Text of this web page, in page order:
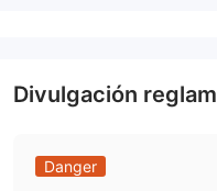
Divulgación
Danger